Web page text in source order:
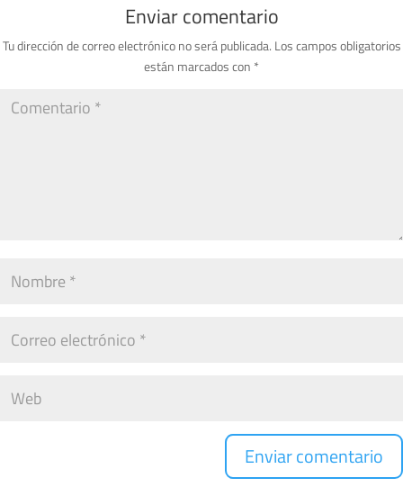
Enviar comentario
Tu dirección de correo electrónico no será publicada. Los campos obligatorios
están marcados con *